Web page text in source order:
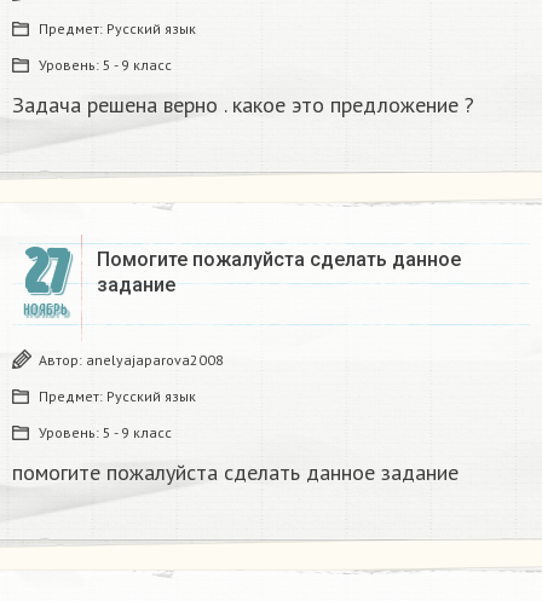
Предмет: Русский язык
Уровень: 5 - 9 класс
Задача решена верно . какое это предложение ?
27
НОЯБРЬ
Помогите пожалуйста сделать данное
задание​
Автор: anelyajaparova2008
Предмет: Русский язык
Уровень: 5 - 9 класс
помогите пожалуйста сделать данное задание​